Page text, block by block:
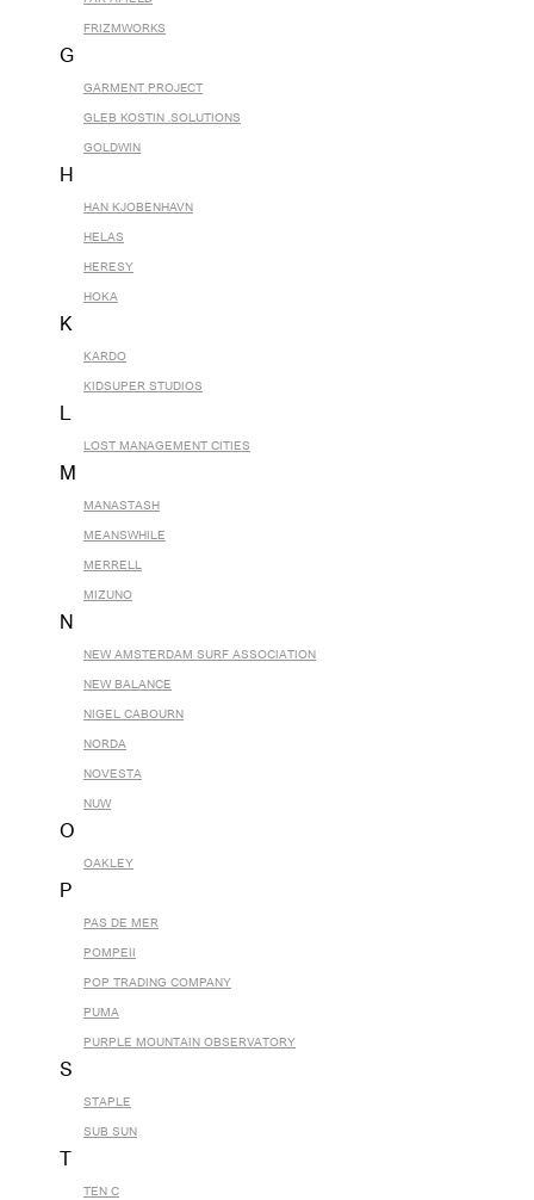
FRIZMWORKS
G
GARMENT PROJECT
GLEB KOSTIN .SOLUTIONS
GOLDWIN
H
HAN KJOBENHAVN
HELAS
HERESY
HOKA
K
KARDO
KIDSUPER STUDIOS
L
LOST MANAGEMENT CITIES
M
MANASTASH
MEANSWHILE
MERRELL
MIZUNO
N
NEW AMSTERDAM SURF ASSOCIATION
NEW BALANCE
NIGEL CABOURN
NORDA
NOVESTA
NUW
O
OAKLEY
P
PAS DE MER
POMPEII
POP TRADING COMPANY
PUMA
PURPLE MOUNTAIN OBSERVATORY
S
STAPLE
SUB SUN
TEN C